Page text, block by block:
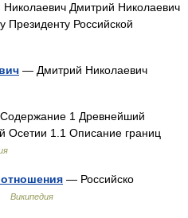
Дмитрий Николаевич
Президенту Российской
— Дмитрий Николаевич
1 Древнейший
Осетии 1.1 Описание границ
— Российско
Википедия